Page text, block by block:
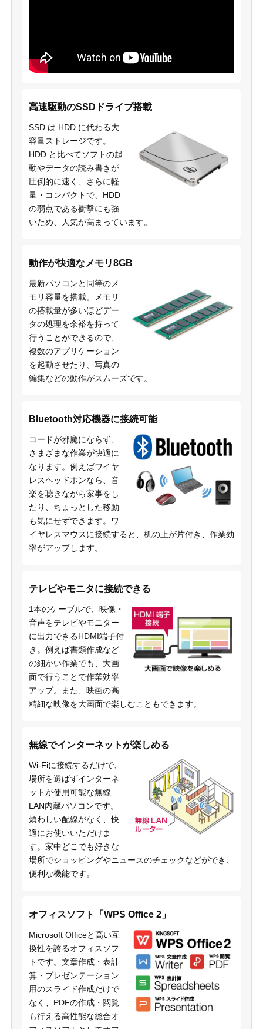
高速駆動のSSDドライブ搭載
SSD は HDD に代わる大
容量ストレージです。
HDD と比べてソフトの起
動やデータの読み書きが
圧倒的に速く、さらに軽
量・コンパクトで、HDD
の弱点である衝撃にも強
いため、人気が高まっています。
動作が快適なメモリ8GB
最新パソコンと同等のメ
モリ容量を搭載。メモリ
の搭載量が多いほどデー
タの処理を余裕を持って
行うことができるので、
複数のアプリケーション
を起動させたり、写真の
編集などの動作がスムーズです。
Bluetooth対応機器に接続可能
コードが邪魔にならず、
さまざまな作業が快適に
なります。例えばワイヤ
レスヘッドホンなら、音
楽を聴きながら家事をし
たり、ちょっとした移動
も気にせずできます。ワ
イヤレスマウスに接続すると、机の上が片付き、作業効
率がアップします。
テレビやモニタに接続できる
1本のケーブルで、映像・
音声をテレビやモニター
に出力できるHDMI端子付
き。例えば書類作成など
の細かい作業でも、大画
面で行うことで作業効率
アップ。また、映画の高
精細な映像を大画面で楽しむこともできます。
無線でインターネットが楽しめる
Wi-Fiに接続するだけで、
場所を選ばずインターネ
ットが使用可能な無線
LAN内蔵パソコンです。
煩わしい配線がなく、快
適にお使いいただけま
す。家中どこでも好きな
場所でショッピングやニュースのチェックなどができ、
便利な機能です。
オフィスソフト「WPS Office 2」
Microsoft Officeと高い互
換性を誇るオフィスソフ
トです。文章作成・表計
算・プレゼンテーション
用のスライド作成だけで
なく、PDFの作成・閲覧
も行える高性能な総合オ